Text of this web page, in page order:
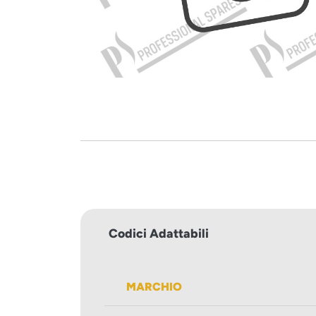
Codici Adattabili
MARCHIO